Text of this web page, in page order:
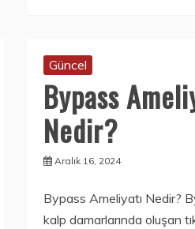
Güncel
Bypass
Nedir?
Aralık 16, 2024
Bypass Ameliyatı Nedir?
kalp damarlarında oluşan